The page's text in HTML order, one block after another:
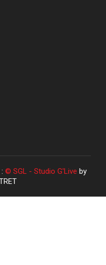
© SGL - Studio G'Live by